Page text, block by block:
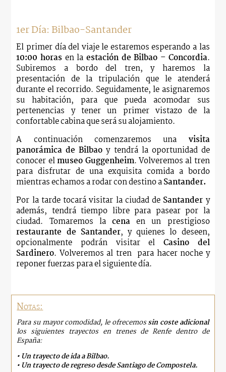
1er Día: Bilbao-Santander
El primer día del viaje le estaremos esperando a las
10:00 horas en laestación de Bilbao – Concordia.
Subiremos a bordo del tren, y haremos la
presentación de la tripulación que le atenderá
durante el recorrido. Seguidamente, le asignaremos
su habitación, para que pueda acomodar sus
pertenencias y tener un primer vistazo de la
confortable cabina que será su alojamiento.
A continuación comenzaremos una visita
panorámica de Bilbao y tendrá la oportunidad de
conocer el museo Guggenheim. Volveremos al tren
para disfrutar de una exquisita comida a bordo
mientras echamos a rodar con destino aSantander.
Por la tarde tocará visitar la ciudad de Santander y
además, tendrá tiempo libre para pasear por la
ciudad. Tomaremos la cena en un prestigioso
restaurante de Santander, y quienes lo deseen,
opcionalmente podrán visitar el Casino del
Sardinero. Volveremos al tren para hacer noche y
reponer fuerzas para el siguiente día.
Notas:
Para su mayor comodidad, le ofrecemossin coste adicional
los siguientes trayectos en trenes de Renfe dentro de
España:
• Un trayecto de ida a Bilbao.
• Un trayecto de regreso desde Santiago de Compostela.